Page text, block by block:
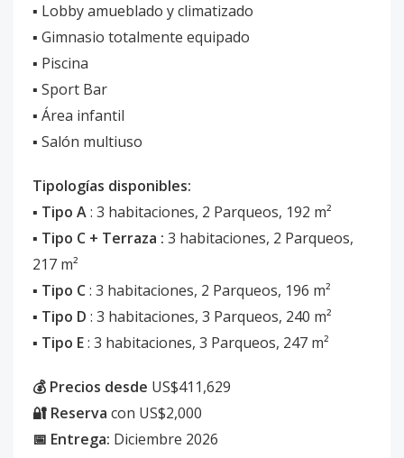
▪️ Lobby amueblado y climatizado
▪️ Gimnasio totalmente equipado
▪️ Piscina
▪️ Sport Bar
▪️ Área infantil
▪️ Salón multiuso
Tipologías disponibles:
▪️ Tipo A: 3 habitaciones, 2 Parqueos, 192 m²
▪️ Tipo C + Terraza : 3 habitaciones, 2 Parqueos,
217 m²
▪️ Tipo C: 3 habitaciones, 2 Parqueos, 196 m²
▪️ Tipo D : 3 habitaciones, 3 Parqueos, 240 m²
▪️ Tipo E: 3 habitaciones, 3 Parqueos, 247 m²
💰 Precios desde US$411,629
🔐 Reserva con US$2,000
📅 Entrega: Diciembre 2026